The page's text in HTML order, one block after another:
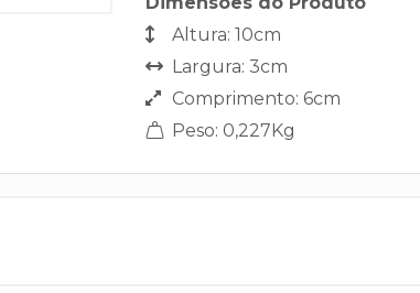
Altura: 10cm
Largura: 3cm
Comprimento: 6cm
Peso: 0,227Kg